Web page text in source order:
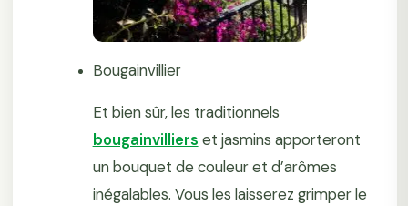
Bougainvillier
Et bien sûr, les traditionnels
bougainvilliers et jasmins apporteront
un bouquet de couleur et d’arômes
inégalables. Vous les laisserez grimper le